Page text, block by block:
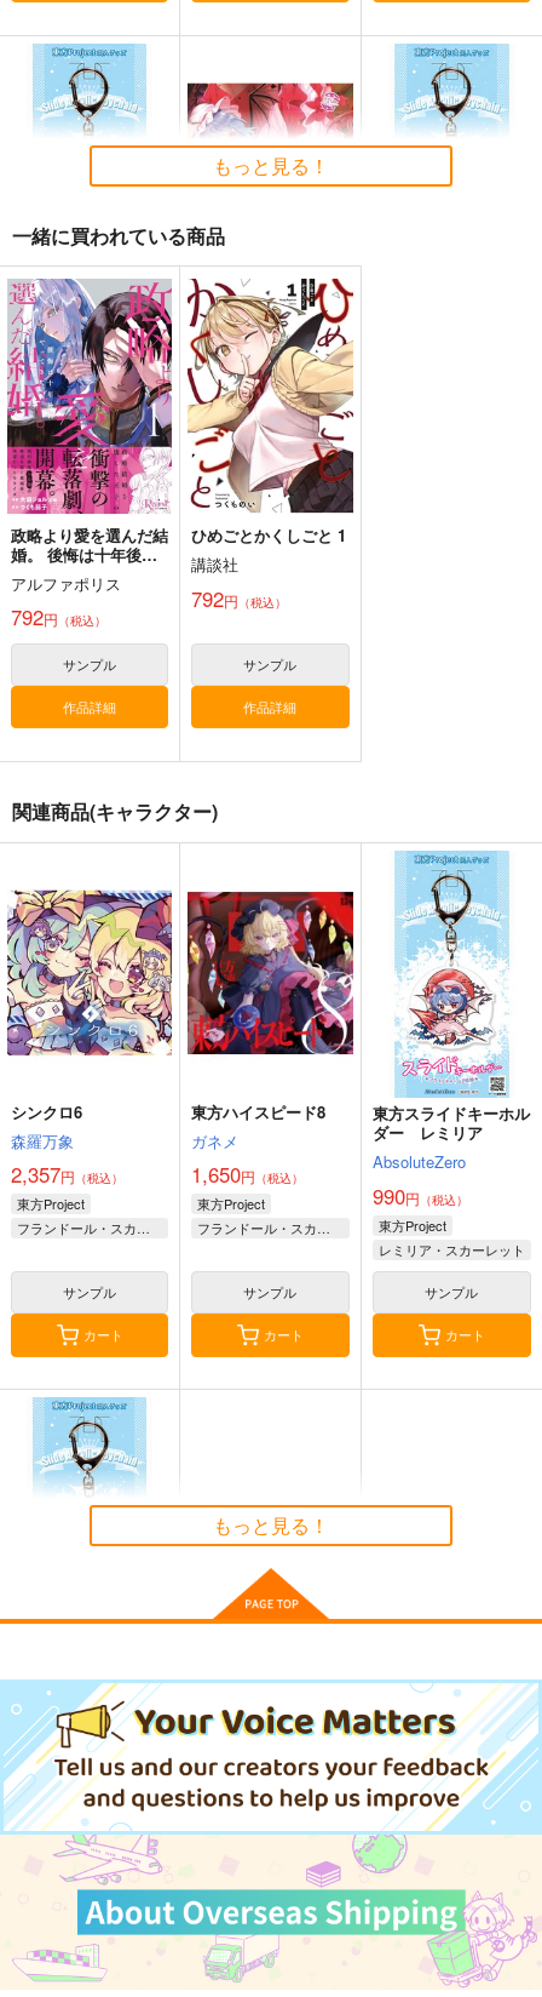
東方剛欲異聞～水没し
た沈愁地獄
黄昏フロンティア
サンプル
カート
東方紅魔郷～
the Embodiment of
Scarlet Devil～
上海アリス幻樂団
1,100円（税込）
カート
Clutch Shooter #05
Silver Forest
1,430円（税込）
霊長新益
京 ～ Artificial Utopia
in Ruins.
上海アリス幻樂団
1,320
サンプル
カート
東方スライドキーホル
ダー フランドール
AbsoluteZero
990円（税込）
フランドール・スカーレ
ット
サンプル
作品詳細
東方インストEDM8
Spacelectro
1,572円（税込）
レミリア・スカーレット
サンプル
作品詳細
BEST ALBUM『ぽっ
1,572円（税込）
フランドール・スカーレ
ット
サンプル
作品詳細
220円（税込）
堂島遼太郎
サンプル
作品詳細
総集編２
天水花苑
1,430円（税込）
まるいち
サンプル
作品詳細
Postまるいち的風景
天水花苑
1,320 円（税込）
まるいち
サンプル
作品詳細
もっと見る！
一緒に買われている商品
政略より愛を選んだ結
婚。 後悔は十年後に
やってきた。 1
アルファポリス
792円 （税込）
サンプル
作品詳細
ひめごとかくしごと 1
講談社
792円 （税込）
サンプル
作品詳細
関連商品(キャラクター)
シンクロ6
森羅万象
2,357円 （税込）
東方Project
フランドール・スカーレット
サンプル
カート
東方ハイスピード8
ガネメ
1,650円 （税込）
東方Project
フランドール・スカーレット
サンプル
カート
東方スライドキーホル
ダー レミリア
AbsoluteZero
990円 （税込）
東方Project
レミリア・スカーレット
サンプル
カート
ダー フランドール
AbsoluteZero
990円（税込）
東方Project
フランドール・スカーレット
サンプル
カート
もっと見る！